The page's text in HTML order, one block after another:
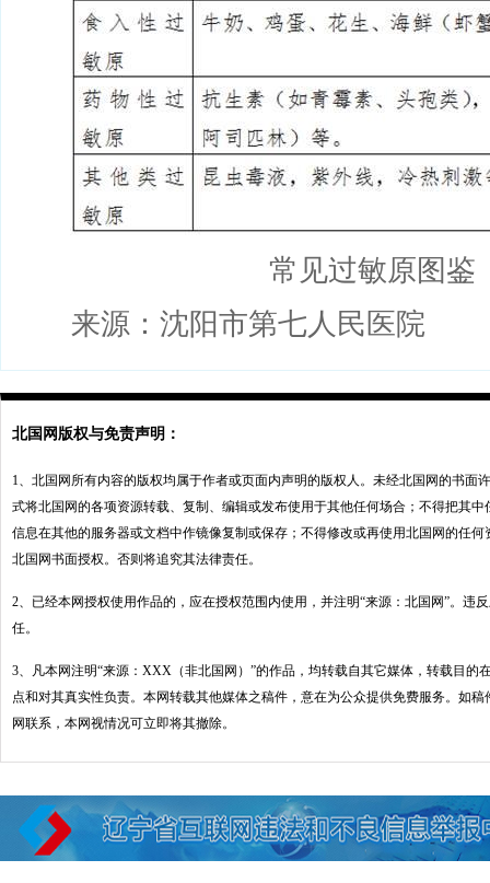
常见过敏原图鉴
来源：沈阳市第七人民医院
北国网版权与免责声明：
1、北国网所有内容的版权均属于作者或页面内声明的版权人。未经北国网的书面
式将北国网的各项资源转载、复制、编辑或发布使用于其他任何场合；不得把其
信息在其他的服务器或文档中作镜像复制或保存；不得修改或再使用北国网的任
北国网书面授权。否则将追究其法律责任。
2、已经本网授权使用作品的，应在授权范围内使用，并注明“来源：北国网”。违
任。
3、凡本网注明“来源：XXX（非北国网）”的作品，均转载自其它媒体，转载目的
点和对其真实性负责。本网转载其他媒体之稿件，意在为公众提供免费服务。如
网联系，本网视情况可立即将其撤除。